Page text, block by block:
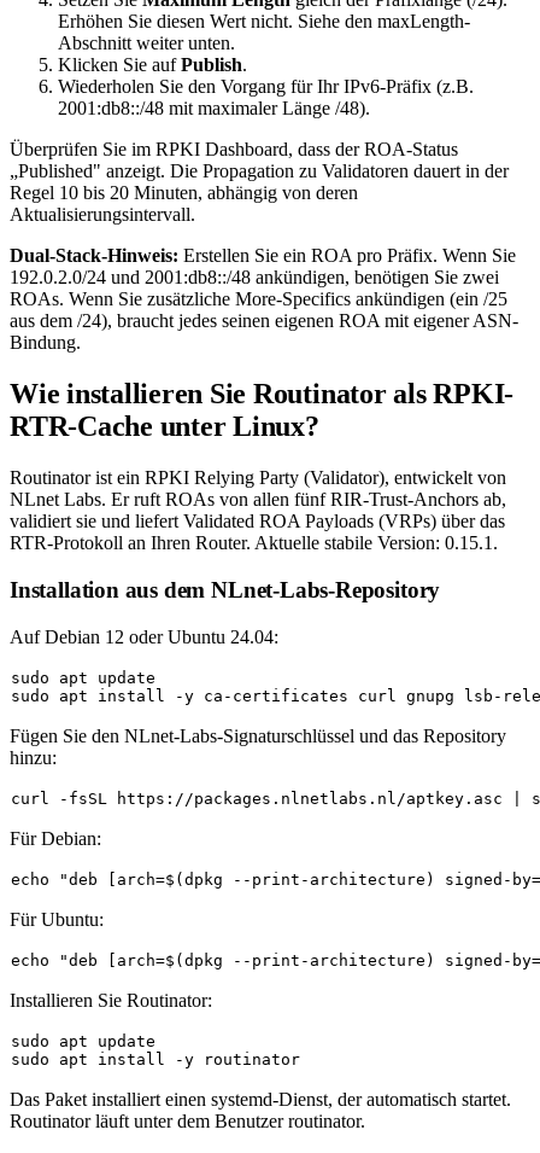
Erhöhen Sie diesen Wert nicht. Siehe den maxLength-
Abschnitt weiter unten.
Klicken Sie aufPublish.
Wiederholen Sie den Vorgang für Ihr IPv6-Präfix (z.B.
2001:db8::/48 mit maximaler Länge /48).
Überprüfen Sie im RPKI Dashboard, dass der ROA-Status
„Published" anzeigt. Die Propagation zu Validatoren dauert in der
Regel 10 bis 20 Minuten, abhängig von deren
Aktualisierungsintervall.
Dual-Stack-Hinweis: Erstellen Sie ein ROA pro Präfix. Wenn Sie
192.0.2.0/24 und 2001:db8::/48 ankündigen, benötigen Sie zwei
ROAs. Wenn Sie zusätzliche More-Specifics ankündigen (ein /25
aus dem /24), braucht jedes seinen eigenen ROA mit eigener ASN-
Bindung.
Wie installieren Sie Routinator als RPKI-
RTR-Cache unter Linux?
Routinator ist ein RPKI Relying Party (Validator), entwickelt von
NLnet Labs. Er ruft ROAs von allen fünf RIR-Trust-Anchors ab,
validiert sie und liefert Validated ROA Payloads (VRPs) über das
RTR-Protokoll an Ihren Router. Aktuelle stabile Version: 0.15.1.
Installation aus dem NLnet-Labs-Repository
Auf Debian 12 oder Ubuntu 24.04:
sudo
sudo
Fügen Sie den NLnet-Labs-Signaturschlüssel und das Repository
hinzu:
curl -fsSL https://packages.nlnetlabs.nl/aptkey.asc |
Für Debian:
echo "deb [arch=$(dpkg --print-architecture) signed-
Für Ubuntu:
echo "deb [arch=$(dpkg --print-architecture) signed-
Installieren Sie Routinator:
sudo
sudo
Das Paket installiert einen systemd-Dienst, der automatisch startet.
Routinator läuft unter dem Benutzerroutinator.